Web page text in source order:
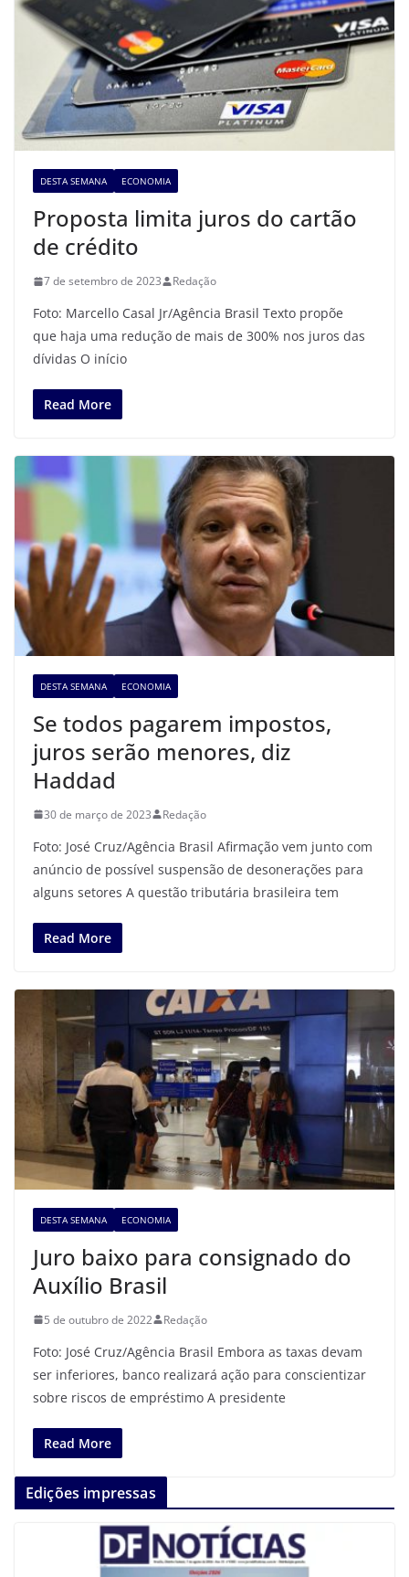
DESTA SEMANA ECONOMIA
Proposta limita juros do cartão
de crédito
7 de setembro de 2023 Redação
Foto: Marcello Casal Jr/Agência Brasil Texto propõe
que haja uma redução de mais de 300% nos juros das
dívidas O início
Read More
DESTA SEMANA ECONOMIA
Se todos pagarem impostos,
juros serão menores, diz
Haddad
30 de março de 2023 Redação
Foto: José Cruz/Agência Brasil Afirmação vem junto com
anúncio de possível suspensão de desonerações para
alguns setores A questão tributária brasileira tem
Read More
DESTA SEMANA ECONOMIA
Juro baixo para consignado do
Auxílio Brasil
5 de outubro de 2022 Redação
Foto: José Cruz/Agência Brasil Embora as taxas devam
ser inferiores, banco realizará ação para conscientizar
sobre riscos de empréstimo A presidente
Read More
Edições impressas